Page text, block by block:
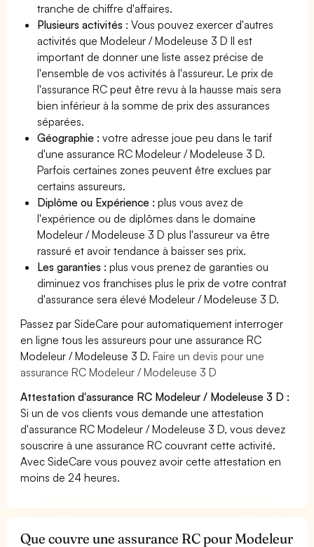
tranche de chiffre d'affaires.
Plusieurs activités : Vous pouvez exercer d'autres
activités que Modeleur / Modeleuse 3 D Il est
important de donner une liste assez précise de
l'ensemble de vos activités à l'assureur. Le prix de
l'assurance RC peut être revu à la hausse mais sera
bien inférieur à la somme de prix des assurances
séparées.
Géographie :votre adresse joue peu dans le tarif
d'une assurance RC Modeleur / Modeleuse 3 D.
Parfois certaines zones peuvent être exclues par
certains assureurs.
Diplôme ou Expérience :plus vous avez de
l'expérience ou de diplômes dans le domaine
Modeleur / Modeleuse 3 D plus l'assureur va être
rassuré et avoir tendance à baisser ses prix.
Les garanties :plus vous prenez de garanties ou
diminuez vos franchises plus le prix de votre contrat
d'assurance sera élevé Modeleur / Modeleuse 3 D.
Passez par SideCare pour automatiquement interroger
en ligne tous les assureurs pour une assurance RC
Modeleur / Modeleuse 3 D.Faire un devis pour une
assurance RC Modeleur / Modeleuse 3 D
Attestation d'assurance RC Modeleur / Modeleuse 3 D :
Si un de vos clients vous demande une attestation
d'assurance RC Modeleur / Modeleuse 3 D, vous devez
souscrire à une assurance RC couvrant cette activité.
Avec SideCare vous pouvez avoir cette attestation en
moins de 24 heures.
Que couvre une assurance RC pour Modeleur